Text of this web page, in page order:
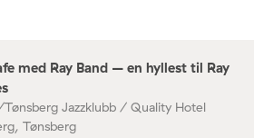
med Ray Band – en hyllest til Ray
Tønsberg Jazzklubb / Quality Hotel
Tønsberg